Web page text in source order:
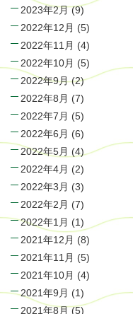
2023年2月(9)
2022年12月 (5)
2022年11月 (4)
2022年10月 (5)
2022年9月(2)
2022年8月 (7)
2022年7月 (5)
2022年6月 (6)
2022年5月 (4)
2022年4月 (2)
2022年3月 (3)
2022年2月 (7)
2022年1月 (1)
2021年12月 (8)
2021年11月 (5)
2021年10月 (4)
2021年9月 (1)
2021年8月(5)